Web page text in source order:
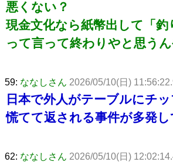
悪くない？
現金文化なら紙幣出して「釣
って言って終わりやと思う
59: ななしさん 2026/05/10(日)
日本で外人がテーブルにチ
慌てて返される事件が多発
62: ななしさん 2026/05/10(日)